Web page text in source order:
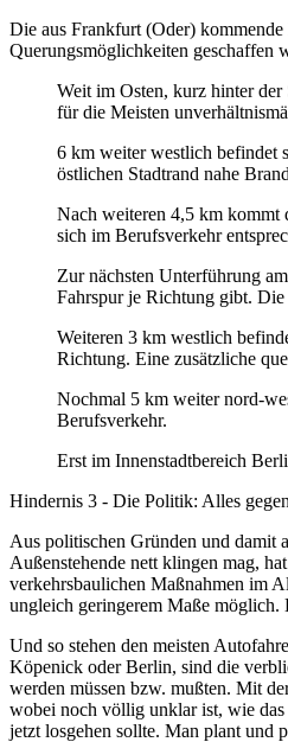
Die aus Frankfurt (Oder)
Querungsmöglichkeiten geschaffen
Weit im Osten, kurz hinter
für die Meisten
6 km weiter westlich befindet
östlichen Stadtrand nahe
Nach weiteren 4,5 km kommt
sich im Berufsverkehr
Zur nächsten Unterführung
Fahrspur je Richtung gibt. Die
Weiteren 3 km westlich
Richtung. Eine zusätzliche
Nochmal 5 km weiter nord-
Berufsverkehr.
Erst im Innenstadtbereich
Hindernis 3 - Die Politik: Alles
Aus politischen Gründen und damit
Außenstehende nett klingen mag,
verkehrsbaulichen Maßnahmen im
ungleich geringerem Maße möglich.
Und so stehen den meisten
Köpenick oder Berlin, sind die
werden müssen bzw. mußten. Mit
wobei noch völlig unklar ist, wie das
jetzt losgehen sollte. Man plant und